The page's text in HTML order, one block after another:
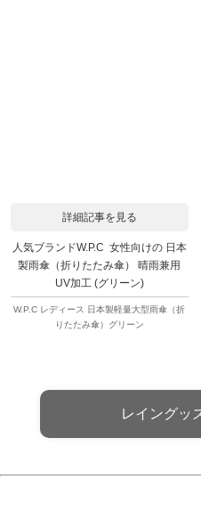
詳細記事を見る
人気ブランドW.P.C 女性向けの 日本
製雨傘（折りたたみ傘） 晴雨兼用
UV加工 (グリーン)
W.P.C レディース 日本製軽量大型雨傘（折
りたたみ傘）グリーン
レイングッ